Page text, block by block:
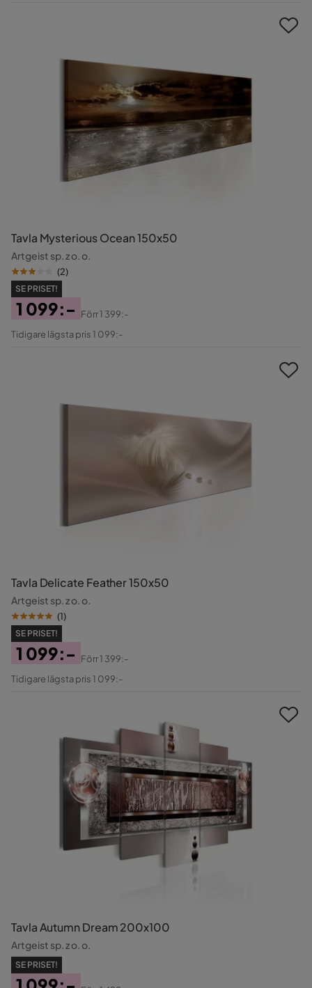
Tavla Mysterious Ocean 150x50
Artgeist sp. z o. o.
(2)
SE PRISET!
Pris
1 099:-
Original
Förr1 399:-
Tidigare lägsta pris 1 099:-
Tavla Delicate Feather 150x50
Artgeist sp. z o. o.
(1)
SE PRISET!
Pris
1 099:-
Original
Förr1 399:-
Tidigare lägsta pris 1 099:-
Tavla Autumn Dream 200x100
Artgeist sp. z o. o.
SE PRISET!